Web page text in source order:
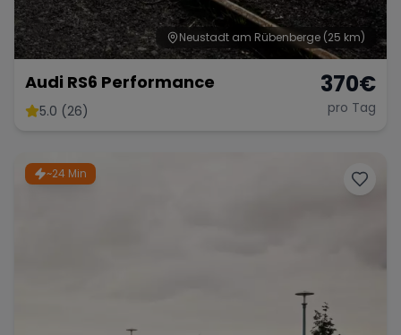
Neustadt am Rübenberge (25 km)
Audi RS6 Performance
5.0 (26)
370€
pro Tag
~24 Min